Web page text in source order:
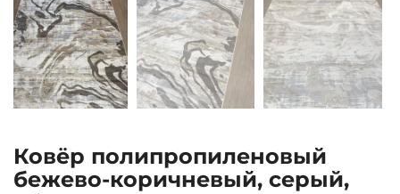
Ковёр полипропиленовый
бежево-коричневый, серый,